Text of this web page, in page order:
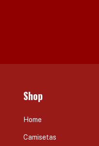
Shop
Home
Camisetas